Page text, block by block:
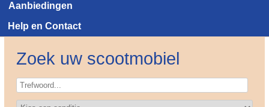
Aanbiedingen
Help en Contact
Zoek uw scootmobiel